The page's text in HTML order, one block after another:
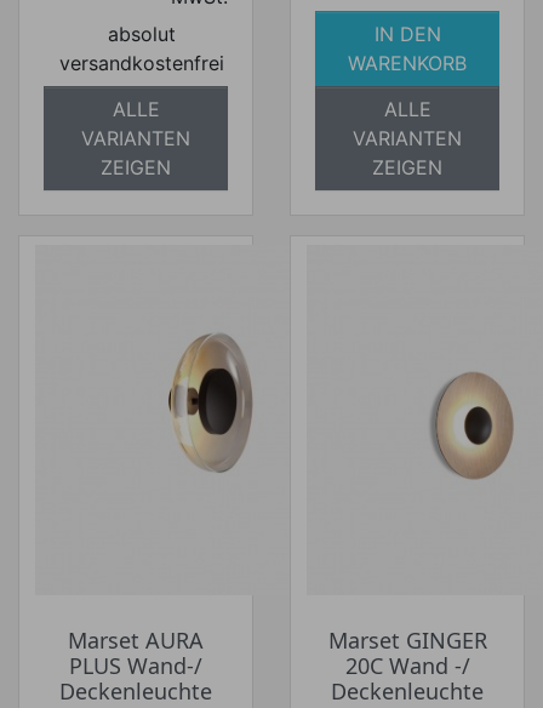
absolut
versandkostenfrei
ALLE
VARIANTEN
ZEIGEN
IN DEN
WARENKORB
ALLE
VARIANTEN
ZEIGEN
Marset AURA
PLUS Wand-/
Deckenleuchte
Marset GINGER
20C Wand -/
Deckenleuchte